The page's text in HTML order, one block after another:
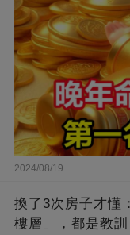
2024/08/19
換了3次房子才懂
樓層」，都是教訓